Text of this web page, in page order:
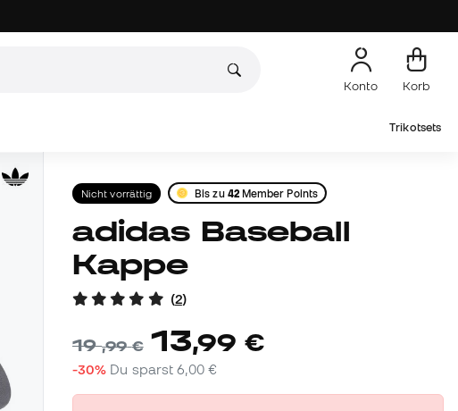
Konto Korb
Trikotsets
Nicht vorrättig Bis zu 42Member Points
adidas Baseball
Kappe
(2)
19,99 € 13,99 €
-30% Du sparst6,00 €